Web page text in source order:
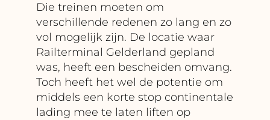
Die treinen moeten om
verschillende redenen zo lang en zo
vol mogelijk zijn. De locatie waar
Railterminal Gelderland gepland
was, heeft een bescheiden omvang.
Toch heeft het wel de potentie om
middels een korte stop continentale
lading mee te laten liften op